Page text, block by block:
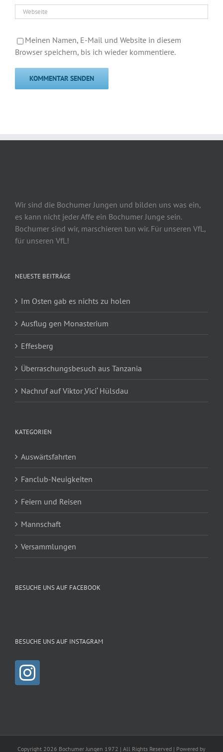
Meinen Namen, E-Mail und Website in diesem
Browser speichern, bis ich wieder kommentiere.
Wir sind die Bochumer Jungen und bilden uns was ein,
es kann nicht jeder Affe ein Bochumer Junge sein.
Bochumer sind wir, marschieren tun wir. Für unseren VfL,
für unseren VfL!
NEUESTE BEITRÄGE
Im Osten gab es nichts zu holen
Ausflug gen Monasterium
Effesberg
Überraschungsbesuch aus Tanzania
Nachruf auf Viktor ‚Vici‘ Hülsdau
KATEGORIEN
Auswärtsfahrten
Fanclub-Neuigkeiten
Feiern und Reisen
Mannschaft
Versammlungen
BESUCHE UNS AUF FACEBOOK
BESUCHE UNS AUF INSTAGRAM
Copyright 2026 Bochumer Jungen 1972 | All Rights Reserved | Powered by